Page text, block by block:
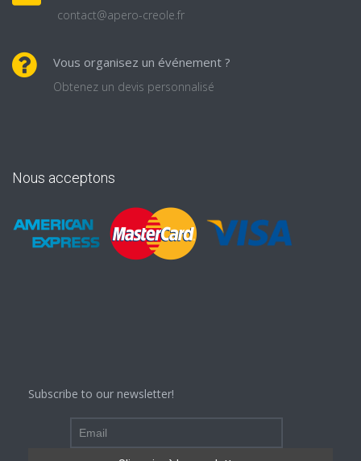
contact@apero-creole.fr
Vous organisez un événement ?
Obtenez un devis personnalisé
Nous acceptons
Subscribe to our newsletter!